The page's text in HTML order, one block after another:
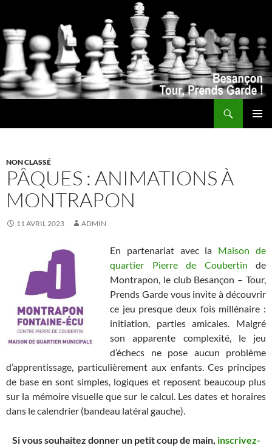
NON CLASSÉ
PÂQUES : ANIMATIONS À
MONTRAPON
11 AVRIL 2023 ADMIN
En partenariat avec la Maison de
quartier Pierre de Coubertin de
Montrapon, le club Besançon – Tour,
Prends Garde vous invite à découvrir
ce jeu presque deux fois millénaire :
initiation, parties amicales. Malgré
son apparente complexité, le jeu
d’échecs ne pose aucun problème
d’apprentissage, particulièrement aux enfants. Ces principes
de base en sont simples, logiques et reposent beaucoup plus
sur la mémoire visuelle que sur le calcul. Les dates et horaires
dans le calendrier (bandeau latéral gauche).
Si vous souhaitez donner un petit coup de main, inscrivez-